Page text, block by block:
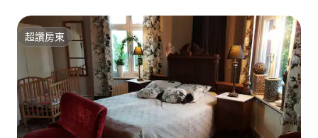
超讚房東
超讚房東